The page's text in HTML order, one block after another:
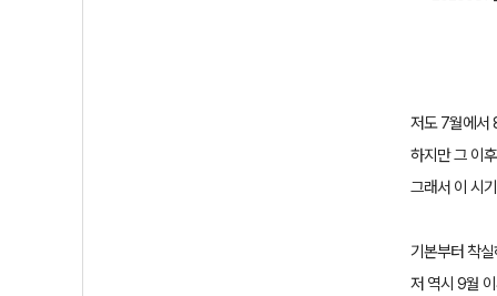
저도7월에서
하지만 그 이
그래서 이 시
기본부터 착
저 역시 9월